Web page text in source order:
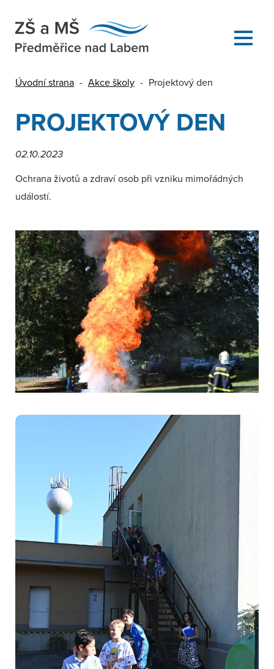
Úvodní strana - Akce školy - Projektový den
PROJEKTOVÝ DEN
02.10.2023
Ochrana životů a zdraví osob při vzniku mimořádných
událostí.